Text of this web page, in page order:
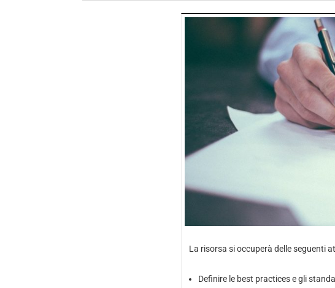
La risorsa si occuperà delle seguenti
Definire le best practices e gli